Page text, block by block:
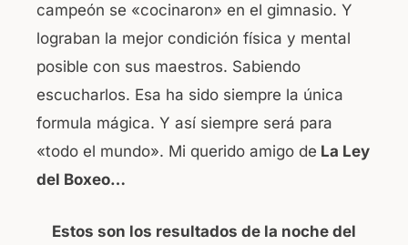
campeón se «cocinaron» en el gimnasio. Y
lograban la mejor condición física y mental
posible con sus maestros. Sabiendo
escucharlos. Esa ha sido siempre la única
formula mágica. Y así siempre será para
«todo el mundo». Mi querido amigo de La Ley
del Boxeo…
Estos son los resultados de la noche del